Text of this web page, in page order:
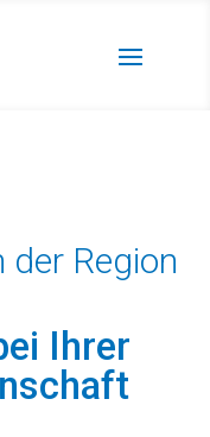
der Region
Ihrer